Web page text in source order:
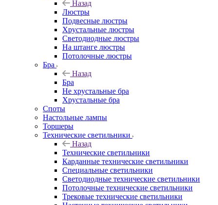
Назад
Люстры
Подвесные люстры
Хрустальные люстры
Светодиодные люстры
На штанге люстры
Потолочные люстры
Бра
Назад
Бра
Не хрустальные бра
Хрустальные бра
Споты
Настольные лампы
Торшеры
Технические светильники
Назад
Технические светильники
Карданные технические светильники
Специальные светильники
Светодиодные технические светильники
Потолочные технические светильники
Трековые технические светильники